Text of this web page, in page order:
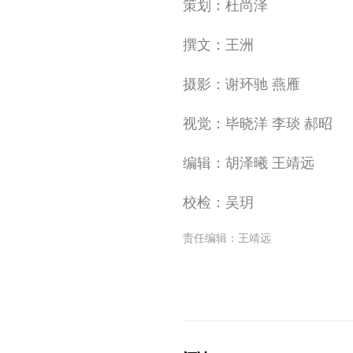
策划：杜尚泽
撰文：王洲
摄影：谢环驰 燕雁
视觉：毕晓洋 李琰 郝昭
编辑：胡泽曦 王靖远
校检：吴玥
责任编辑： 王靖远